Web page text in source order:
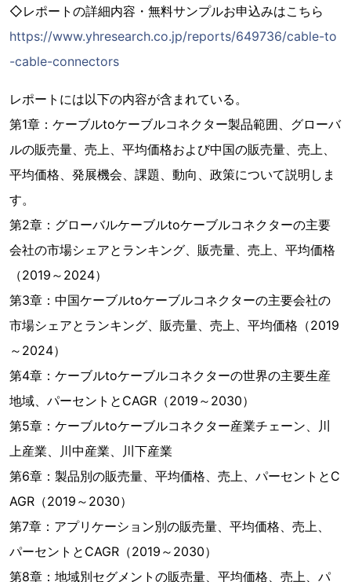
◇レポートの詳細内容・無料サンプルお申込みはこちら
https://www.yhresearch.co.jp/reports/649736/cable-to
-cable-connectors
レポートには以下の内容が含まれている。
第1章：ケーブルtoケーブルコネクター製品範囲、グローバ
ルの販売量、売上、平均価格および中国の販売量、売上、
平均価格、発展機会、課題、動向、政策について説明しま
す。
第2章：グローバルケーブルtoケーブルコネクターの主要
会社の市場シェアとランキング、販売量、売上、平均価格
（2019～2024）
第3章：中国ケーブルtoケーブルコネクターの主要会社の
市場シェアとランキング、販売量、売上、平均価格（2019
～2024）
第4章：ケーブルtoケーブルコネクターの世界の主要生産
地域、パーセントとCAGR（2019～2030）
第5章：ケーブルtoケーブルコネクター産業チェーン、川
上産業、川中産業、川下産業
第6章：製品別の販売量、平均価格、売上、パーセントとC
AGR（2019～2030）
第7章：アプリケーション別の販売量、平均価格、売上、
パーセントとCAGR（2019～2030）
第8章：地域別セグメントの販売量、平均価格、売上、パ